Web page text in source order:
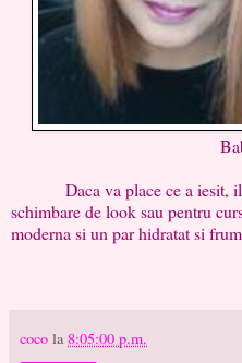
Daca va place ce a iesit, il
schimbare de look sau pentru
moderna si un par hidratat si
coco la 8:05:00 p.m.